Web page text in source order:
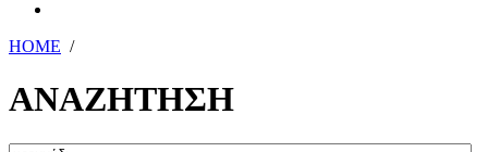
HOME /
ΑΝΑΖΗΤΗΣΗ